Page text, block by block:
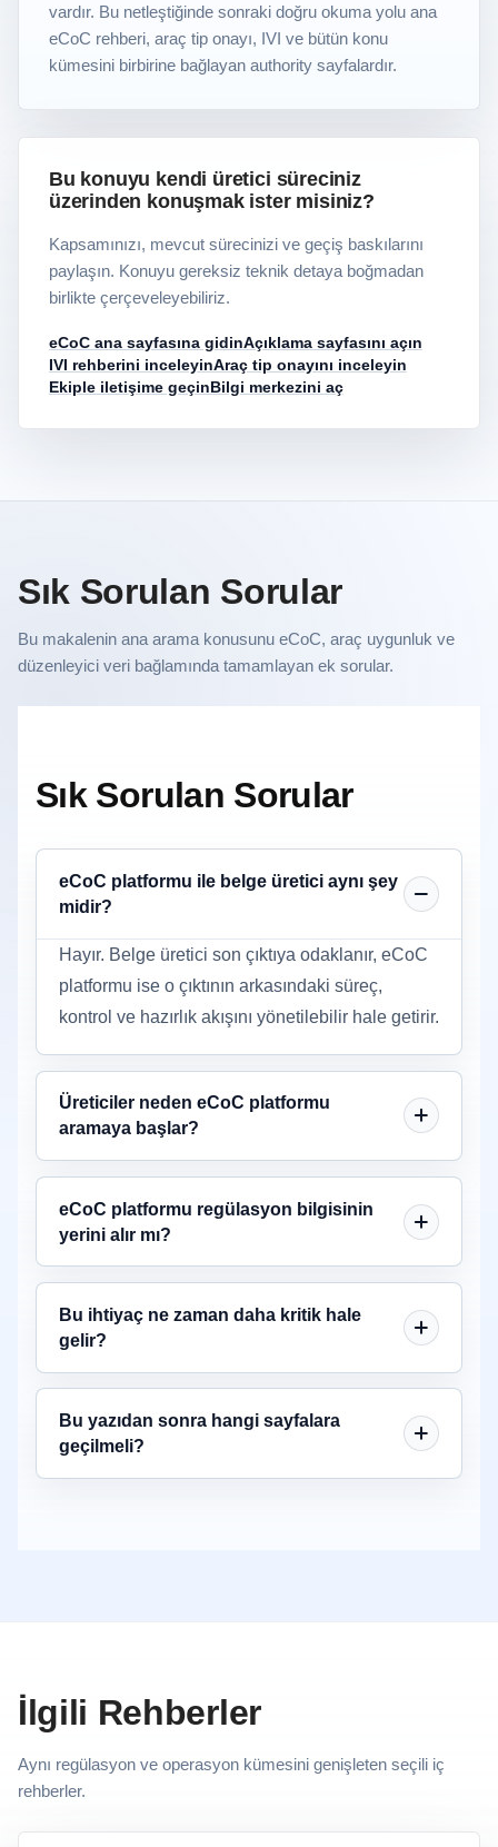
vardır. Bu netleştiğinde sonraki doğru okuma yolu ana
eCoC rehberi, araç tip onayı, IVI ve bütün konu
kümesini birbirine bağlayan authority sayfalardır.
Bu konuyu kendi üretici süreciniz
üzerinden konuşmak ister misiniz?
Kapsamınızı, mevcut sürecinizi ve geçiş baskılarını
paylaşın. Konuyu gereksiz teknik detaya boğmadan
birlikte çerçeveleyebiliriz.
eCoC ana sayfasına gidinAçıklama sayfasını açın
IVI rehberini inceleyinAraç tip onayını inceleyin
Ekiple iletişime geçinBilgi merkezini aç
Sık Sorulan Sorular
Bu makalenin ana arama konusunu eCoC, araç uygunluk ve
düzenleyici veri bağlamında tamamlayan ek sorular.
Sık Sorulan Sorular
eCoC platformu ile belge üretici aynı şey
midir?
Hayır. Belge üretici son çıktıya odaklanır, eCoC
platformu ise o çıktının arkasındaki süreç,
kontrol ve hazırlık akışını yönetilebilir hale getirir.
Üreticiler neden eCoC platformu
aramaya başlar?
eCoC platformu regülasyon bilgisinin
yerini alır mı?
Bu ihtiyaç ne zaman daha kritik hale
gelir?
Bu yazıdan sonra hangi sayfalara
geçilmeli?
İlgili Rehberler
Aynı regülasyon ve operasyon kümesini genişleten seçili iç
rehberler.